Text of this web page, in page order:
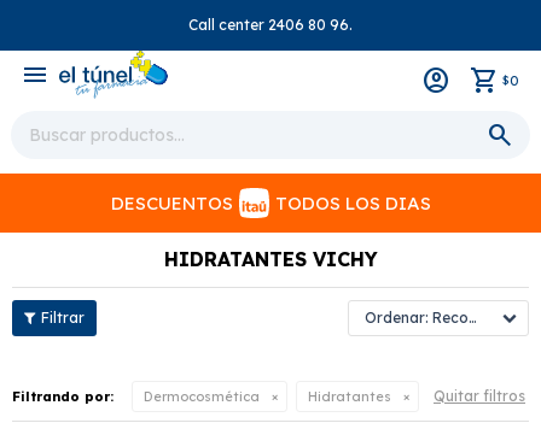
Call center 2406 80 96.
menu $0
DESCUENTOS TODOS LOS DIAS
HIDRATANTES VICHY
Recomendados
Filtrando por: Dermocosmética Hidratantes Quitar filtros
close